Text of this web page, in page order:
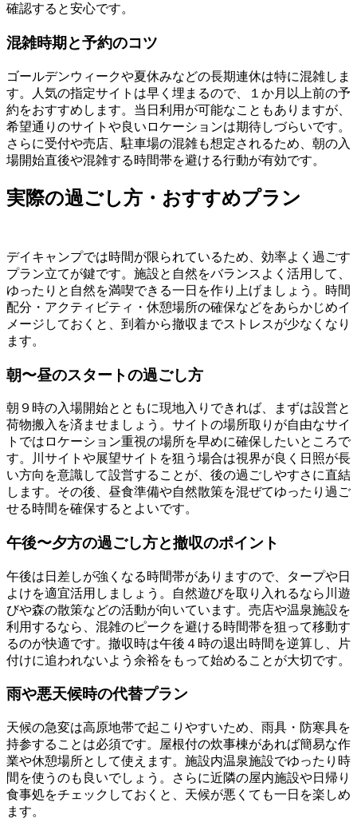
確認すると安心です。
混雑時期と予約のコツ
ゴールデンウィークや夏休みなどの長期連休は特に混雑しま
す。人気の指定サイトは早く埋まるので、１か月以上前の予
約をおすすめします。当日利用が可能なこともありますが、
希望通りのサイトや良いロケーションは期待しづらいです。
さらに受付や売店、駐車場の混雑も想定されるため、朝の入
場開始直後や混雑する時間帯を避ける行動が有効です。
実際の過ごし方・おすすめプラン
デイキャンプでは時間が限られているため、効率よく過ごす
プラン立てが鍵です。施設と自然をバランスよく活用して、
ゆったりと自然を満喫できる一日を作り上げましょう。時間
配分・アクティビティ・休憩場所の確保などをあらかじめイ
メージしておくと、到着から撤収までストレスが少なくなり
ます。
朝〜昼のスタートの過ごし方
朝９時の入場開始とともに現地入りできれば、まずは設営と
荷物搬入を済ませましょう。サイトの場所取りが自由なサイ
トではロケーション重視の場所を早めに確保したいところで
す。川サイトや展望サイトを狙う場合は視界が良く日照が長
い方向を意識して設営することが、後の過ごしやすさに直結
します。その後、昼食準備や自然散策を混ぜてゆったり過ご
せる時間を確保するとよいです。
午後〜夕方の過ごし方と撤収のポイント
午後は日差しが強くなる時間帯がありますので、タープや日
よけを適宜活用しましょう。自然遊びを取り入れるなら川遊
びや森の散策などの活動が向いています。売店や温泉施設を
利用するなら、混雑のピークを避ける時間帯を狙って移動す
るのが快適です。撤収時は午後４時の退出時間を逆算し、片
付けに追われないよう余裕をもって始めることが大切です。
雨や悪天候時の代替プラン
天候の急変は高原地帯で起こりやすいため、雨具・防寒具を
持参することは必須です。屋根付の炊事棟があれば簡易な作
業や休憩場所として使えます。施設内温泉施設でゆったり時
間を使うのも良いでしょう。さらに近隣の屋内施設や日帰り
食事処をチェックしておくと、天候が悪くても一日を楽しめ
ます。